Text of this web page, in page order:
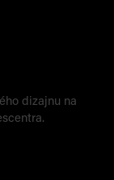
dizajnu na